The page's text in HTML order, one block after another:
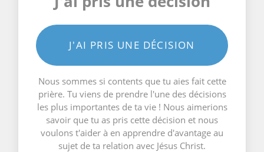
J'AI PRIS UNE DÉCISION
Nous sommes si contents que tu aies fait cette
prière. Tu viens de prendre l'une des décisions
les plus importantes de ta vie ! Nous aimerions
savoir que tu as pris cette décision et nous
voulons t'aider à en apprendre d'avantage au
sujet de ta relation avec Jésus Christ.